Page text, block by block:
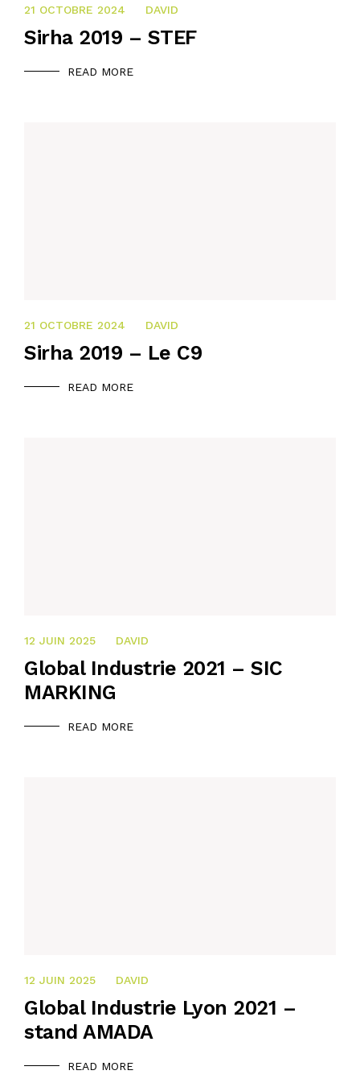
21 OCTOBRE 2024 DAVID
Sirha 2019 – STEF
READ MORE
21 OCTOBRE 2024 DAVID
Sirha 2019 – Le C9
READ MORE
21 OCTOBRE 2024
12 JUIN 2025 DAVID
Global Industrie 2021 – SIC
MARKING
READ MORE
21 OCTOBRE 2024
12 JUIN 2025 DAVID
Global Industrie Lyon 2021 –
stand AMADA
READ MORE